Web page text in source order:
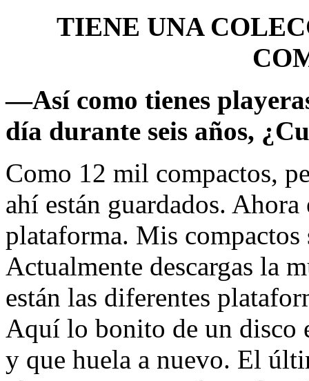
TIENE UNA
—Así como tienes
día durante seis años,
Como 12 mil compactos,
ahí están guardados.
plataforma. Mis
Actualmente descargas la
están las diferentes
Aquí lo bonito de un disco
y que huela a nuevo. El